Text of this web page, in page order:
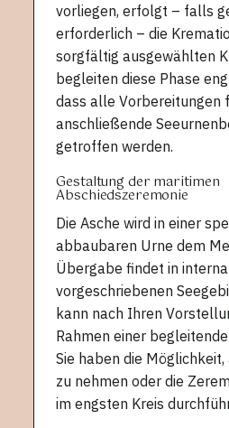
vorliegen, erfolgt – falls
erforderlich – die
sorgfältig ausgewählten
begleiten diese Phase
dass alle Vorbereitungen
anschließende
getroffen werden.
Gestaltung der maritimen
Abschiedszeremonie
Die Asche wird in einer
abbaubaren Urne dem
Übergabe findet in
vorgeschriebenen
kann nach Ihren
Rahmen einer
Sie haben die
zu nehmen oder die
im engsten Kreis